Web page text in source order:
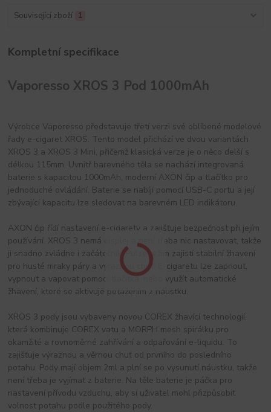
Související zboží 1
Kompletní specifikace
Vaporesso XROS 3 Pod 1000mAh
Výrobce Vaporesso představuje třetí verzi své oblíbené modelové
řady e-cigaret XROS. Tento model přichází ve dvou variantách
XROS 3 a XROS 3 Mini, přičemž klasická verze je o něco delší s
délkou 115mm. Uvnitř barevného těla se nachází integrovaná
baterie s kapacitou 1000mAh, moderní AXON čip a tlačítko pro
jednoduché ovládání. Baterie se nabíjí pomocí USB-C portu a její
zbývající kapacitu lze sledovat na barevném LED indikátoru.
AXON čip řídí nastavení e-cigarety a zajišťuje bezpečnost při jejím
používání. XROS 3 nemá displej a není třeba nic nastavovat, takže
ji snadno zvládne i začátečník. Pulse režim zajistí stabilní žhavení
pro husté mraky páry a výraznou chuť. E-cigaretu lze zapnout,
vypnout a vapovat pomocí tlačítka, nebo využít automatické
žhavení, které se aktivuje potažením z náustku.
XROS 3 pody jsou vybaveny novou COREX žhavící technologií,
která kombinuje COREX vatu a MORPH mesh spirálku pro
okamžité a rovnoměrné zahřívání a odpařování e-liquidu. To
zajišťuje výraznou a věrnou chuť od prvního do posledního
potahu. Pody mají objem 2ml a plní se po vysunutí náustku, takže
není třeba je vyjímat z baterie. Na těle baterie je páčka pro
nastavení přívodu vzduchu, aby si uživatel mohl přizpůsobit
volnost potahu podle použitého pody.